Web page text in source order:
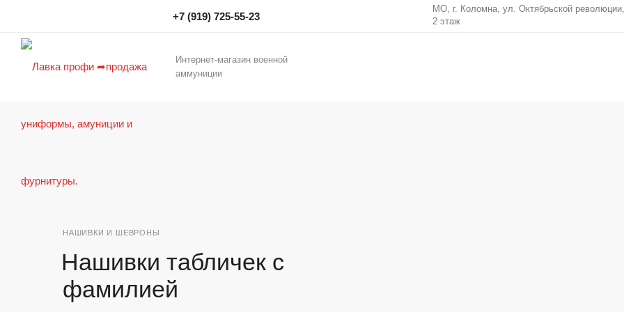
+7 (919) 725-55-23
МО, г. Коломна, ул. Октябрьской
2 этаж
Интернет-магазин военной
аммуниции
НАШИВКИ И ШЕВРОНЫ
Нашивки табличек с
фамилией